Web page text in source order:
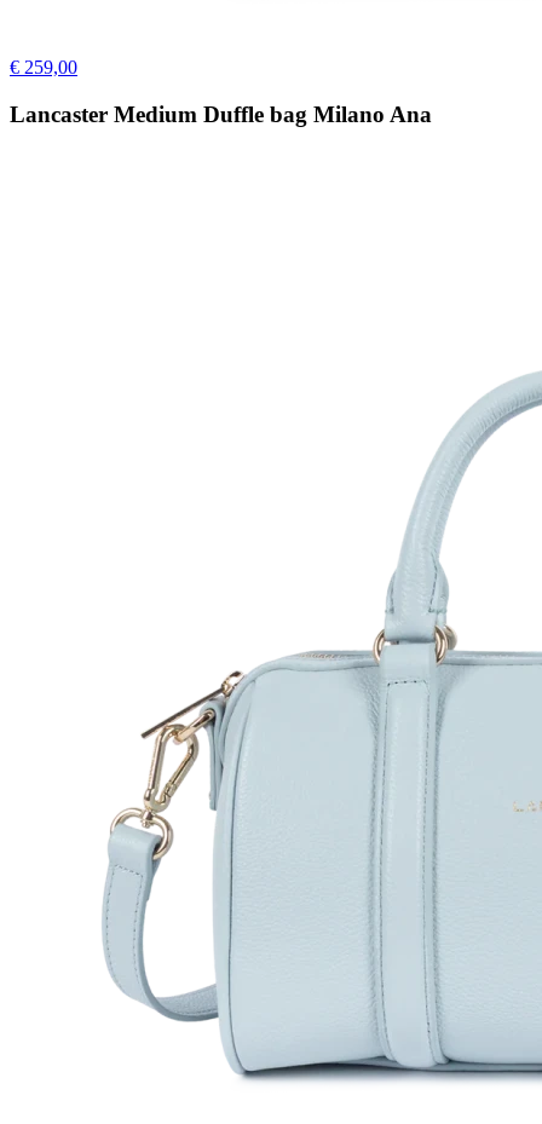
€ 259,00
Lancaster Medium Duffle bag Milano Ana